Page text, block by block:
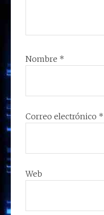
Nombre *
Correo electrónico *
Web